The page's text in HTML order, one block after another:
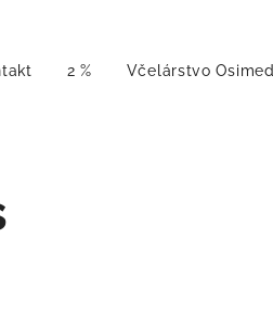
2 % Včelárstvo Osimed